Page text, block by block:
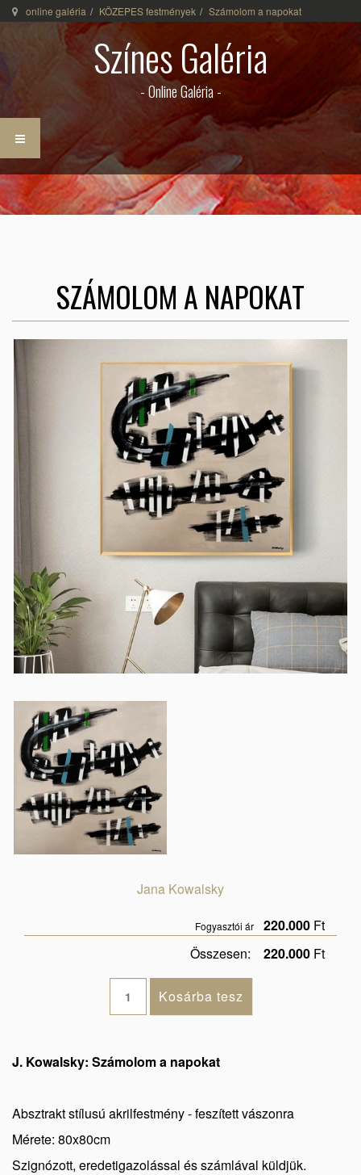
online galéria KÖZEPES festmények Számolom a napokat
Színes Galéria
- Online Galéria -
SZÁMOLOM A NAPOKAT
Jana Kowalsky
Fogyasztói ár 220.000 Ft
Összesen:
220.000 Ft
J. Kowalsky: Számolom a napokat
Absztrakt stílusú akrilfestmény - feszített vászonra
Mérete: 80x80cm
Szignózott, eredetigazolással és számlával küldjük.